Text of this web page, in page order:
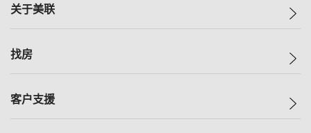
关于美联
美联集团
人才招募
找房
一手新房
客户支援